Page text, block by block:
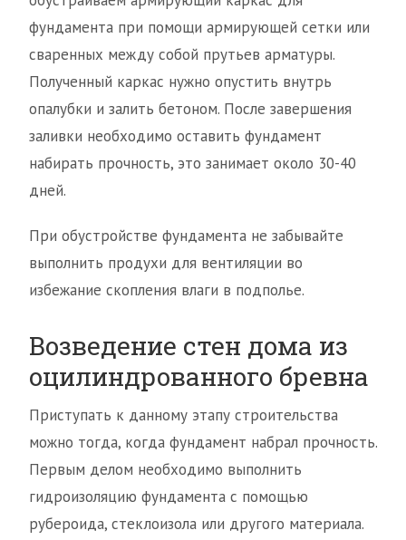
фундамента при помощи армирующей сетки или
сваренных между собой прутьев арматуры.
Полученный каркас нужно опустить внутрь
опалубки и залить бетоном. После завершения
заливки необходимо оставить фундамент
набирать прочность, это занимает около 30-40
дней.
При обустройстве фундамента не забывайте
выполнить продухи для вентиляции во
избежание скопления влаги в подполье.
Возведение стен дома из
оцилиндрованного бревна
Приступать к данному этапу строительства
можно тогда, когда фундамент набрал прочность.
Первым делом необходимо выполнить
гидроизоляцию фундамента с помощью
рубероида, стеклоизола или другого материала.